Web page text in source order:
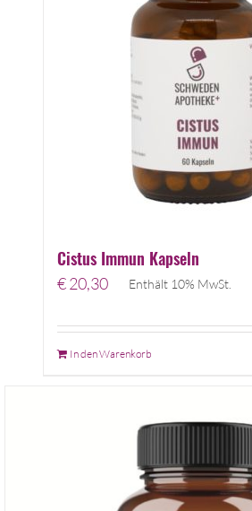
Cistus Immun Kapseln
€20,30 Enthält 10% MwSt.
In den Warenkorb